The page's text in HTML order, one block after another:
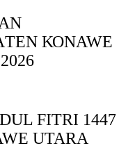
ΚΟNAWE
FITRI 1447
UTARA